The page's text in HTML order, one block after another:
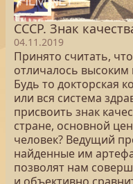
СССР. Знак
04.11.2019
Принято считать,
отличалось
Будь то докторская
или вся система
присвоить знак
стране, основной
человек? Ведущий
найденные им
позволят нам